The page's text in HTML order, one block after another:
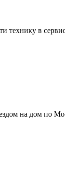
технику в
на дом по